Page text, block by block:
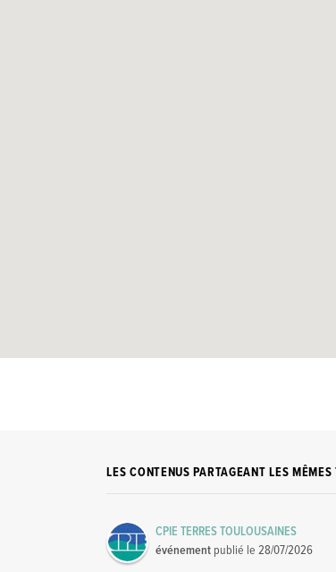
LES CONTENUS PARTAGEANT LES MÊMES
CPIE TERRES TOULOUSAINES
événement publié le28/07/2026